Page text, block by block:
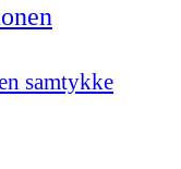
samtykke